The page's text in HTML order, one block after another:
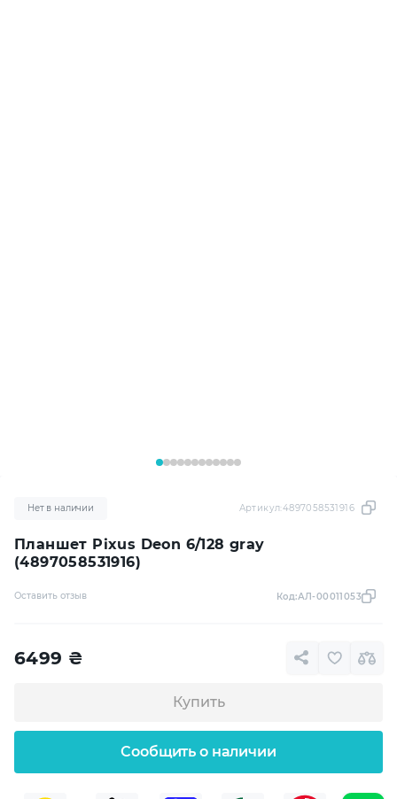
Планшет Pixus Deon 6/128 gray
(4897058531916)
Нет в наличии Артикул:4897058531916
Оставить отзыв Код:АЛ-00011053
6499 ₴
Купить
Сообщить о наличии